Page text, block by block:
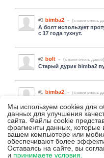
#3 bimba2 (c нами очень
А болт использует
с 17 года тухнут.
#2 bolt (c нами очень давно)
Старый дурик bimba2
#1 bimba2 (c нами очень
проводить
полушарии после
аппаратов.
Обновить список комментариев
RSS лента комментариев этой записи
Мы используем cookies для
данных для улучшения
сайта. Файлы cookie
фрагменты данных, которые
вашем компьютере или
обеспечивают более
Оставаясь на сайте, вы
и принимаете условия.